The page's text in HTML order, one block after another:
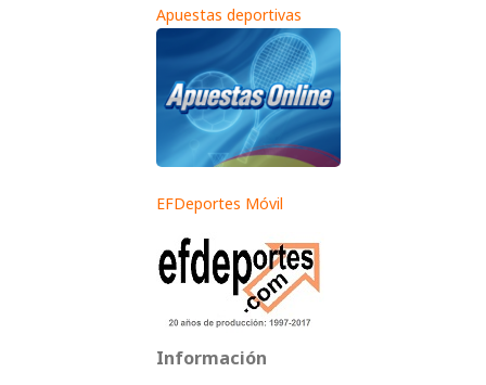
Apuestas deportivas
EFDeportes Móvil
Información